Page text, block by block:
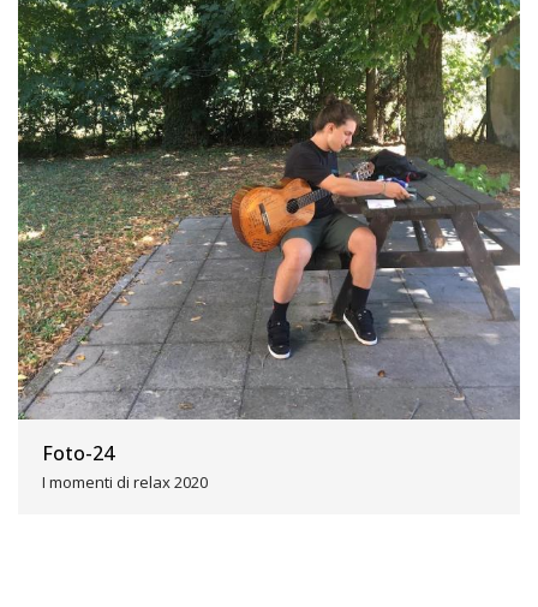
Foto-24
I momenti di relax 2020